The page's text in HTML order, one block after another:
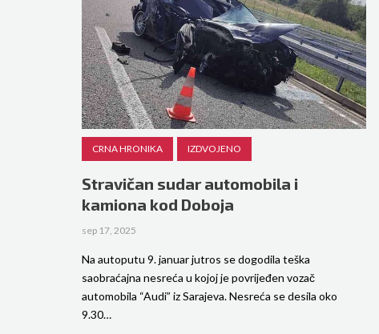
CRNA HRONIKA IZDVOJENO
Stravičan sudar automobila i
kamiona kod Doboja
sep 17, 2025
Na autoputu 9. januar jutros se dogodila teška
saobraćajna nesreća u kojoj je povrijeđen vozač
automobila “Audi” iz Sarajeva. Nesreća se desila oko
9.30…